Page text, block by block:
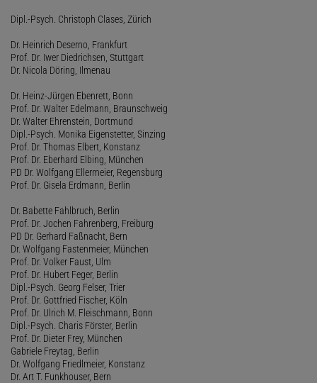
Dipl.-Psych. Christoph Clases, Zürich
Dr. Heinrich Deserno, Frankfurt
Prof. Dr. Iwer Diedrichsen, Stuttgart
Dr. Nicola Döring, Ilmenau
Dr. Heinz-Jürgen Ebenrett, Bonn
Prof. Dr. Walter Edelmann, Braunschweig
Dr. Walter Ehrenstein, Dortmund
Dipl.-Psych. Monika Eigenstetter, Sinzing
Prof. Dr. Thomas Elbert, Konstanz
Prof. Dr. Eberhard Elbing, München
PD Dr. Wolfgang Ellermeier, Regensburg
Prof. Dr. Gisela Erdmann, Berlin
Dr. Babette Fahlbruch, Berlin
Prof. Dr. Jochen Fahrenberg, Freiburg
PD Dr. Gerhard Faßnacht, Bern
Dr. Wolfgang Fastenmeier, München
Prof. Dr. Volker Faust, Ulm
Prof. Dr. Hubert Feger, Berlin
Dipl.-Psych. Georg Felser, Trier
Prof. Dr. Gottfried Fischer, Köln
Prof. Dr. Ulrich M. Fleischmann, Bonn
Dipl.-Psych. Charis Förster, Berlin
Prof. Dr. Dieter Frey, München
Gabriele Freytag, Berlin
Dr. Wolfgang Friedlmeier, Konstanz
Dr. Art T. Funkhouser, Bern